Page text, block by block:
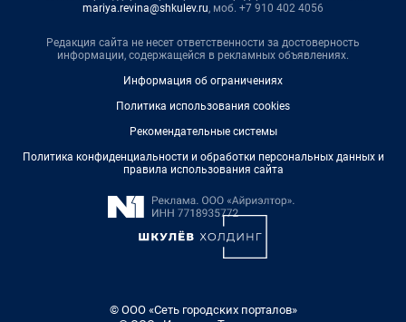
mariya.revina@shkulev.ru, моб. +7 910 402 4056
Редакция сайта не несет ответственности за достоверность
информации, содержащейся в рекламных объявлениях.
Информация об ограничениях
Политика использования cookies
Рекомендательные системы
Политика конфиденциальности и обработки персональных данных и
правила использования сайта
© ООО «Сеть городских порталов»